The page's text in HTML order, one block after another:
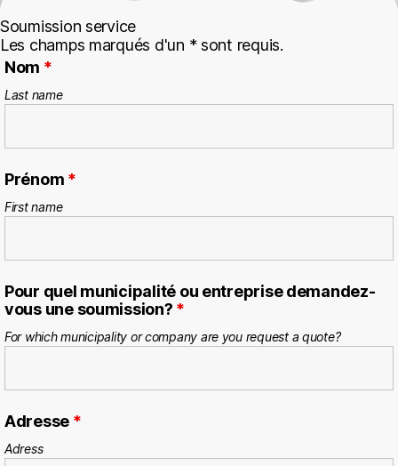
Soumission service
Les champs marqués d'un * sont requis.
Nom *
Last name
Prénom *
First name
Pour quel municipalité ou entreprise demandez-
vous une soumission? *
For which municipality or company are you request a quote?
Adresse *
Adress